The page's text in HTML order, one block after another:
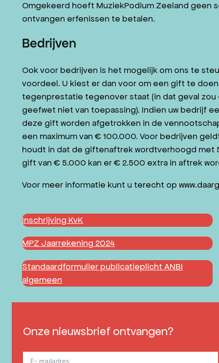
Omgekeerd hoeft MuziekPodium Zeeland
ontvangen erfenissen te betalen.
Bedrijven
Ook voor bedrijven is het mogelijk om ons te
voordeel. U kiest er dan voor om een gift te
tegenprestatie tegenover staat (in dat geval zou
geefwet niet van toepassing). Indien uw bedrijf
deze gift worden afgetrokken in de
een maximum van € 100.000. Voor bedrijven
houdt in dat de giftenaftrek wordtverhoogd met
gift van € 5.000 kan er € 2.500 extra in aftrek
Voor meer informatie kunt u terecht op
Inschrijving KvK
MPZ Jaarrekening 2024
Standaardformulier publicatieplicht ANBI
algemeen
Onze nieuwsbrief ontvangen?